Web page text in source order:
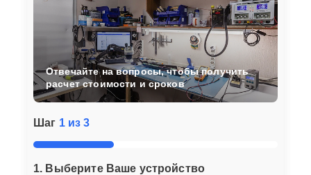
Шаг 1 из 3
1. Выберите Ваше устройство
Отвечайте на вопросы, чтобы получить
расчет стоимости и сроков